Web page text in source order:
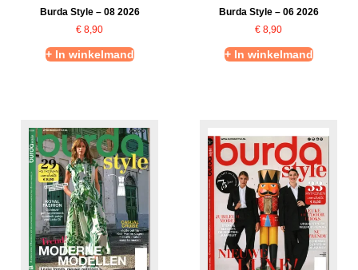
Burda Style – 08 2026
€ 8,90
+ In winkelmand
Burda Style – 06 2026
€ 8,90
+ In winkelmand